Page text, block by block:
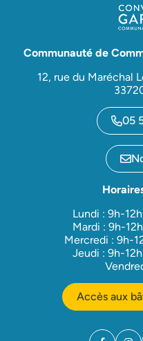
Communauté de
12, rue du Maréchal
05
Lundi : 9h-
Mardi : 9h-
Mercredi : 9h-
Jeudi : 9h-
Accès aux